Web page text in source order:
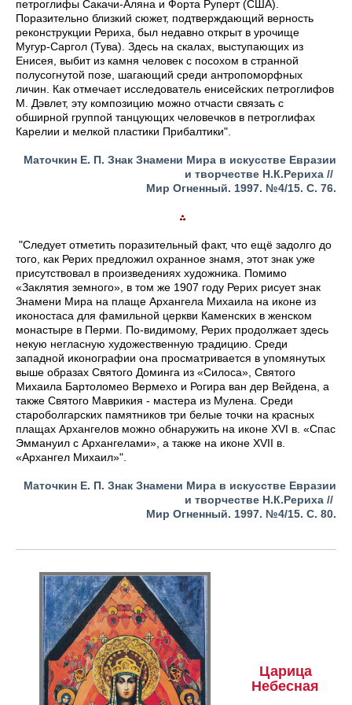
петроглифы Сакачи-Аляна и Форта Руперт (США).
Поразительно близкий сюжет, подтверждающий верность
реконструкции Рериха, был недавно открыт в урочище
Мугур-Саргол (Тува). Здесь на скалах, выступающих из
Енисея, выбит из камня человек с посохом в странной
полусогнутой позе, шагающий среди антропоморфных
личин. Как отмечает исследователь енисейских петроглифов
М. Дэвлет, эту композицию можно отчасти связать с
обширной группой танцующих человечков в петроглифах
Карелии и мелкой пластики Прибалтики".
Маточкин Е. П. Знак Знамени Мира в искусстве Евразии
и творчестве Н.К.Рериха //
Мир Огненный. 1997. №4/15. С. 76.
"Следует отметить поразительный факт, что ещё задолго до
того, как Рерих предложил охранное знамя, этот знак уже
присутствовал в произведениях художника. Помимо
«Заклятия земного», в том же 1907 году Рерих рисует знак
Знамени Мира на плаще Архангела Михаила на иконе из
иконостаса для фамильной церкви Каменских в женском
монастыре в Перми. По-видимому, Рерих продолжает здесь
некую негласную художественную традицию. Среди
западной иконографии она просматривается в упомянутых
выше образах Святого Доминга из «Силоса», Святого
Михаила Бартоломео Вермехо и Рогира ван дер Вейдена, а
также Святого Маврикия - мастера из Мулена. Среди
староболгарских памятников три белые точки на красных
плащах Архангелов можно обнаружить на иконе XVI в. «Спас
Эммануил с Архангелами», а также на иконе XVII в.
«Архангел Михаил»".
Маточкин Е. П. Знак Знамени Мира в искусстве Евразии
и творчестве Н.К.Рериха //
Мир Огненный. 1997. №4/15. С. 80.
Царица
Небесная